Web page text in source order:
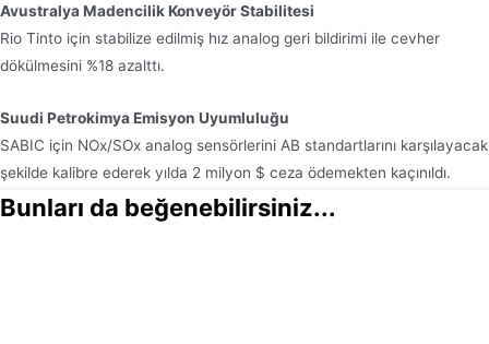
Avustralya Madencilik Konveyör Stabilitesi
Rio Tinto için stabilize edilmiş hız analog geri bildirimi ile cevher
dökülmesini %18 azalttı.
Suudi Petrokimya Emisyon Uyumluluğu
SABIC için NOx/SOx analog sensörlerini AB standartlarını karşılayacak
şekilde kalibre ederek yılda 2 milyon $ ceza ödemekten kaçınıldı.
Bunları da beğenebilirsiniz...